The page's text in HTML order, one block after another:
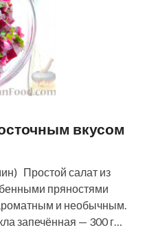
вкусом
Простой салат из
пряностями
и необычным.
запечённая — 300 г…